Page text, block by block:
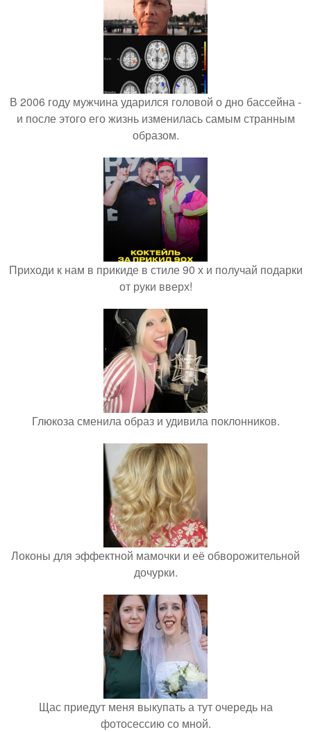
В 2006 году мужчина ударился головой о дно бассейна -
и после этого его жизнь изменилась самым странным
образом.
Приходи к нам в прикиде в стиле 90 х и получай подарки
от руки вверх!
Глюкоза сменила образ и удивила поклонников.
Локоны для эффектной мамочки и её обворожительной
дочурки.
Щас приедут меня выкупать а тут очередь на
фотосессию со мной.